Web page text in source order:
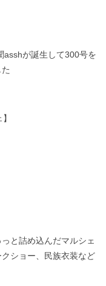
asshが誕生して300号を
と詰め込んだマルシェ
ショー、民族衣装など